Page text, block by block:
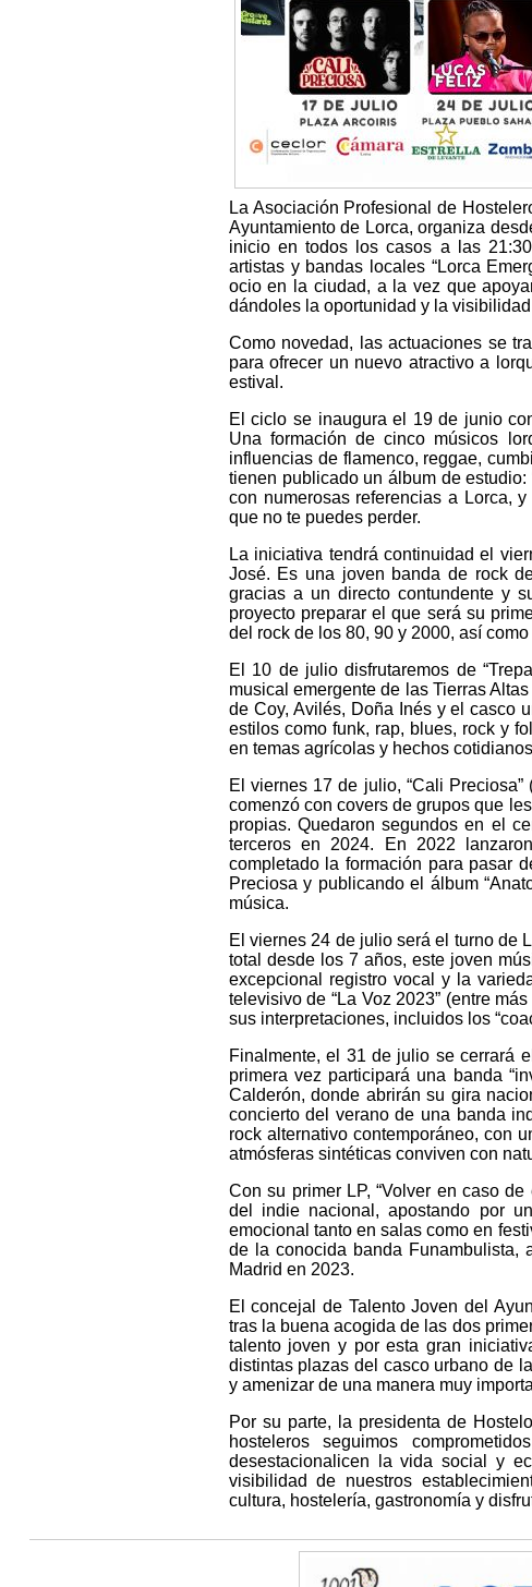
La Asociación Profesional de
Ayuntamiento de Lorca, organiza
inicio en todos los casos a las
artistas y bandas locales “Lorca
ocio en la ciudad, a la vez que
dándoles la oportunidad y la
Como novedad, las actuaciones se
para ofrecer un nuevo atractivo a
estival.
El ciclo se inaugura el 19 de junio
Una formación de cinco músicos
influencias de flamenco, reggae,
tienen publicado un álbum de estudio:
con numerosas referencias a Lorca,
que no te puedes perder.
La iniciativa tendrá continuidad el
José. Es una joven banda de rock
gracias a un directo contundente y
proyecto preparar el que será su
del rock de los 80, 90 y 2000, así
El 10 de julio disfrutaremos de
musical emergente de las Tierras
de Coy, Avilés, Doña Inés y el casco
estilos como funk, rap, blues, rock y
en temas agrícolas y hechos
El viernes 17 de julio, “Cali
comenzó con covers de grupos que
propias. Quedaron segundos en el
terceros en 2024. En 2022
completado la formación para pasar
Preciosa y publicando el álbum
música.
El viernes 24 de julio será el turno de
total desde los 7 años, este joven
excepcional registro vocal y la
televisivo de “La Voz 2023” (entre
sus interpretaciones, incluidos los
Finalmente, el 31 de julio se cerrará
primera vez participará una banda
Calderón, donde abrirán su gira
concierto del verano de una banda
rock alternativo contemporáneo, con
atmósferas sintéticas conviven con
Con su primer LP, “Volver en caso
del indie nacional, apostando por
emocional tanto en salas como en
de la conocida banda Funambulista,
Madrid en 2023.
El concejal de Talento Joven del
tras la buena acogida de las dos
talento joven y por esta gran
distintas plazas del casco urbano de
y amenizar de una manera muy
Por su parte, la presidenta de
hosteleros seguimos
desestacionalicen la vida social y
visibilidad de nuestros
cultura, hostelería, gastronomía y